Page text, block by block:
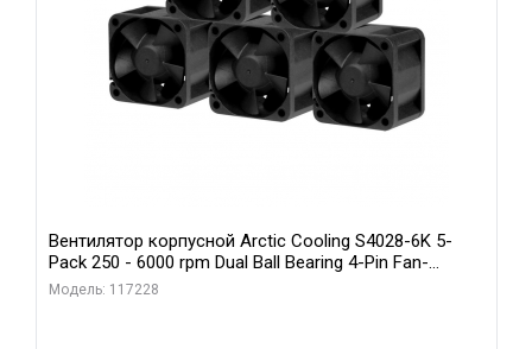
Вентилятор корпусной Arctic Cooling S4028-6K 5-
Pack 250 - 6000 rpm Dual Ball Bearing 4-Pin Fan-
Connector (ACFAN00273A)
Модель: 117228